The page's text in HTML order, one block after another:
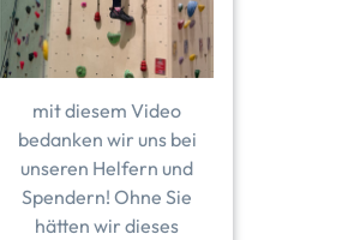
mit diesem Video
bedanken wir uns bei
unseren Helfern und
Spendern! Ohne Sie
hätten wir dieses